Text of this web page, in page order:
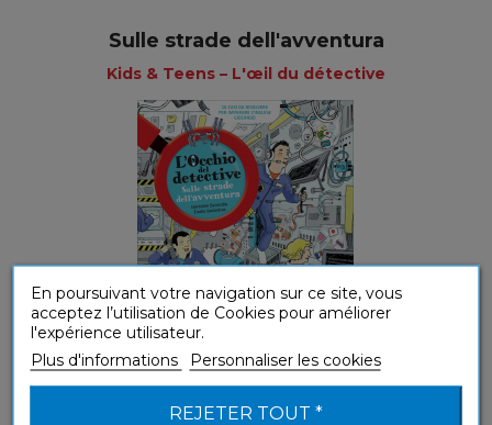
Sulle strade dell'avventura
Kids & Teens – L'œil du détective
En poursuivant votre navigation sur ce site, vous
acceptez l’utilisation de Cookies pour améliorer
l'expérience utilisateur.
Plus d'informations
Personnaliser les cookies
REJETER TOUT *